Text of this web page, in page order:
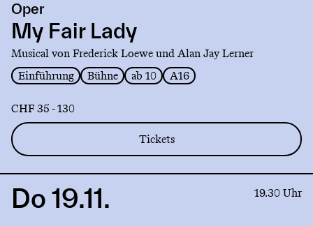
My
Fair
Lady
Oper
My Fair Lady
Musical von Frederick Loewe und Alan Jay Lerner
Einführung
Bühne ab 10 A16
CHF 35 - 130
Tickets
LinkDo 19.11. 19.30 Uhr